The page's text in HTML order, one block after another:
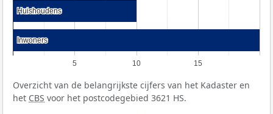
5 10 15
Huishoudens
Huishoudens
Inwoners
Inwoners
Overzicht van de belangrijkste cijfers van het Kadaster en
het CBS voor het postcodegebied 3621 HS.